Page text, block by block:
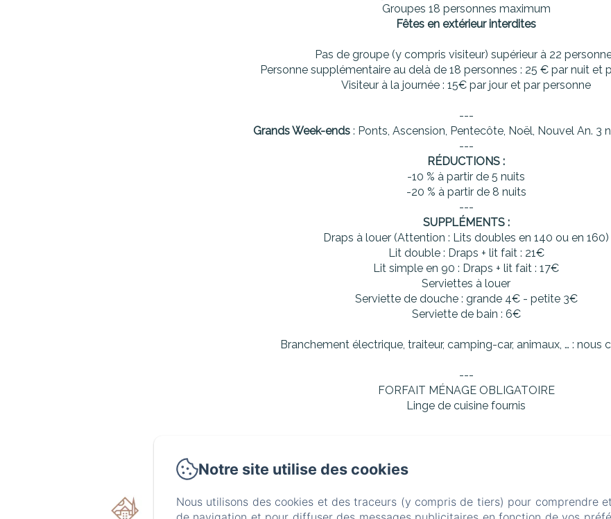
Groupes 18 personnes maximum
Fêtes en extérieur interdites
Pas de groupe (y compris visiteur) supérieur à 22
Personne supplémentaire au delà de 18 personnes : 25 € par nuit et
Visiteur à la journée : 15€ par jour et par personne
---
Grands Week-ends : Ponts, Ascension, Pentecôte, Noël, Nouvel An. 3
---
RÉDUCTIONS :
-10 % à partir de 5 nuits
-20 % à partir de 8 nuits
---
SUPPLÉMENTS :
Draps à louer (Attention : Lits doubles en 140 ou en 160)
Lit double : Draps + lit fait : 21€
Lit simple en 90 : Draps + lit fait : 17€
Serviettes à louer
Serviette de douche : grande 4€ - petite 3€
Serviette de bain : 6€
Branchement électrique, traiteur, camping-car, animaux, … : nous
---
FORFAIT MÉNAGE OBLIGATOIRE
Linge de cuisine fournis
domaine@sur-valot.fr
Notre site utilise des cookies
Nous utilisons des cookies et des traceurs (y compris de tiers) pour comprendre